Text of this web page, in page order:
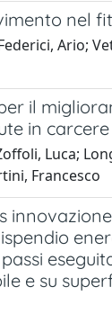
nel
Ario;
il
in carcere
Luca;
Francesco
e su